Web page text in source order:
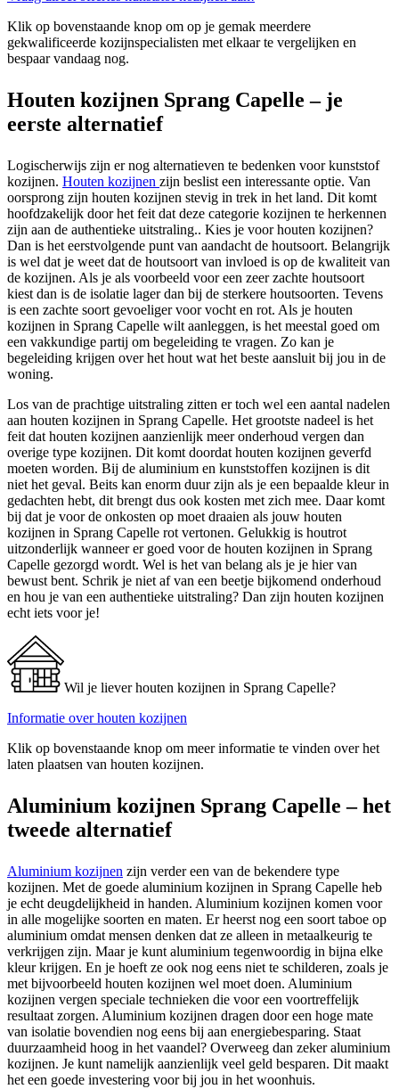
Klik op bovenstaande knop om op je gemak meerdere
gekwalificeerde kozijnspecialisten met elkaar te vergelijken en
bespaar vandaag nog.
Houten kozijnen Sprang Capelle – je
eerste alternatief
Logischerwijs zijn er nog alternatieven te bedenken voor kunststof
kozijnen. Houten kozijnen zijn beslist een interessante optie. Van
oorsprong zijn houten kozijnen stevig in trek in het land. Dit komt
hoofdzakelijk door het feit dat deze categorie kozijnen te herkennen
zijn aan de authentieke uitstraling.. Kies je voor houten kozijnen?
Dan is het eerstvolgende punt van aandacht de houtsoort. Belangrijk
is wel dat je weet dat de houtsoort van invloed is op de kwaliteit van
de kozijnen. Als je als voorbeeld voor een zeer zachte houtsoort
kiest dan is de isolatie lager dan bij de sterkere houtsoorten. Tevens
is een zachte soort gevoeliger voor vocht en rot. Als je houten
kozijnen in Sprang Capelle wilt aanleggen, is het meestal goed om
een vakkundige partij om begeleiding te vragen. Zo kan je
begeleiding krijgen over het hout wat het beste aansluit bij jou in de
woning.
Los van de prachtige uitstraling zitten er toch wel een aantal nadelen
aan houten kozijnen in Sprang Capelle. Het grootste nadeel is het
feit dat houten kozijnen aanzienlijk meer onderhoud vergen dan
overige type kozijnen. Dit komt doordat houten kozijnen geverfd
moeten worden. Bij de aluminium en kunststoffen kozijnen is dit
niet het geval. Beits kan enorm duur zijn als je een bepaalde kleur in
gedachten hebt, dit brengt dus ook kosten met zich mee. Daar komt
bij dat je voor de onkosten op moet draaien als jouw houten
kozijnen in Sprang Capelle rot vertonen. Gelukkig is houtrot
uitzonderlijk wanneer er goed voor de houten kozijnen in Sprang
Capelle gezorgd wordt. Wel is het van belang als je je hier van
bewust bent. Schrik je niet af van een beetje bijkomend onderhoud
en hou je van een authentieke uitstraling? Dan zijn houten kozijnen
echt iets voor je!
Wil je liever houten kozijnen in Sprang Capelle?
Informatie over houten kozijnen
Klik op bovenstaande knop om meer informatie te vinden over het
laten plaatsen van houten kozijnen.
Aluminium kozijnen Sprang Capelle – het
tweede alternatief
Aluminium kozijnen zijn verder een van de bekendere type
kozijnen. Met de goede aluminium kozijnen in Sprang Capelle heb
je echt deugdelijkheid in handen. Aluminium kozijnen komen voor
in alle mogelijke soorten en maten. Er heerst nog een soort taboe op
aluminium omdat mensen denken dat ze alleen in metaalkeurig te
verkrijgen zijn. Maar je kunt aluminium tegenwoordig in bijna elke
kleur krijgen. En je hoeft ze ook nog eens niet te schilderen, zoals je
met bijvoorbeeld houten kozijnen wel moet doen. Aluminium
kozijnen vergen speciale technieken die voor een voortreffelijk
resultaat zorgen. Aluminium kozijnen dragen door een hoge mate
van isolatie bovendien nog eens bij aan energiebesparing. Staat
duurzaamheid hoog in het vaandel? Overweeg dan zeker aluminium
kozijnen. Je kunt namelijk aanzienlijk veel geld besparen. Dit maakt
het een goede investering voor bij jou in het woonhuis.